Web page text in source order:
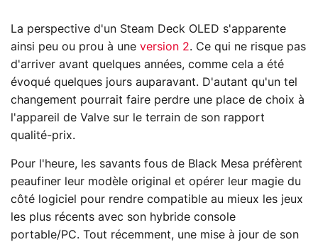
La perspective d'un Steam Deck OLED s'apparente
ainsi peu ou prou à une version 2. Ce qui ne risque pas
d'arriver avant quelques années, comme cela a été
évoqué quelques jours auparavant. D'autant qu'un tel
changement pourrait faire perdre une place de choix à
l'appareil de Valve sur le terrain de son rapport
qualité-prix.
Pour l'heure, les savants fous de Black Mesa préfèrent
peaufiner leur modèle original et opérer leur magie du
côté logiciel pour rendre compatible au mieux les jeux
les plus récents avec son hybride console
portable/PC. Tout récemment, une mise à jour de son